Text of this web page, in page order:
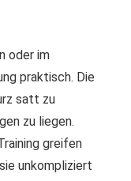
oder im
praktisch. Die
satt zu
zu liegen.
greifen
unkompliziert